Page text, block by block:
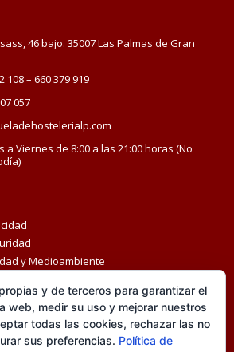
46 bajo. 35007 Las Palmas de Gran
108 – 660 379 919
057
a Viernes de 8:00 a las 21:00 horas (No
y Medioambiente
y de terceros para garantizar el
web, medir su uso y mejorar nuestros
todas las cookies, rechazar las no
sus preferencias. Política de